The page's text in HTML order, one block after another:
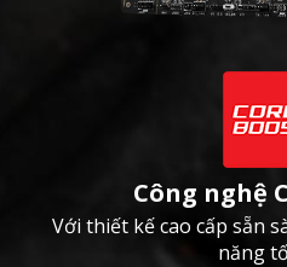
Công nghệ
Với thiết kế cao cấp sẵn
năng